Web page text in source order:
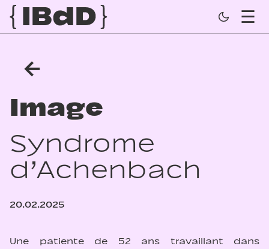
←
Image
Syndrome
d’Achen­bach
20.02.2025
Une patiente de 52 ans travaillant dans